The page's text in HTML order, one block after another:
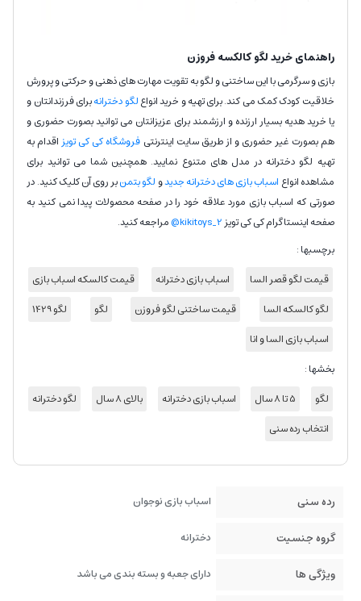
راهنمای خرید لگو کالکسه فروزن
بازی و سرگرمی با این ساختنی و لگو به تقویت مهارت های ذهنی و حرکتی و پرورش
خلاقیت کودک کمک می کند. برای تهیه و خرید انواعلگو دخترانهبرای فرزندانتان و
یا خرید هدیه بسیار ارزنده و ارزشمند برای عزیزانتان می توانید بصورت حضوری و
هم بصورت غیر حضوری و از طریق سایت اینترنتی فروشگاه کی کی تویزاقدام به
تهیه لگو دخترانه در مدل های متنوع نمایید. همچنین شما می توانید برای
مشاهده انواع اسباب بازی های دخترانه جدیدولگو بتمنبر روی آن کلیک کنید. در
صورتی که اسباب بازی مورد علاقه خود را در صفحه محصولات پیدا نمی کنید به
صفحه اینستاگرام کی کی تویزkikitoys_2@
مراجعه کنید.
برچسبها :
قیمت لگو قصر السا
اسباب بازی دخترانه
قیمت کالسکه اسباب بازی
لگو کالسکه السا
قیمت ساختنی لگو فروزن لگو
لگو 1429
اسباب بازی السا و انا
بخشها :
لگو
5 تا 8 سال اسباب بازی دخترانه بالای 8 سال
لگو دخترانه
انتخاب رده سنی
رده سنی اسباب بازی نوجوان
گروه جنسیت دخترانه
ویژگی ها دارای جعبه و بسته بندی می باشد